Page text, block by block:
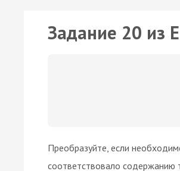
Задание 20 из
Преобразуйте, если
соответствовало содержанию